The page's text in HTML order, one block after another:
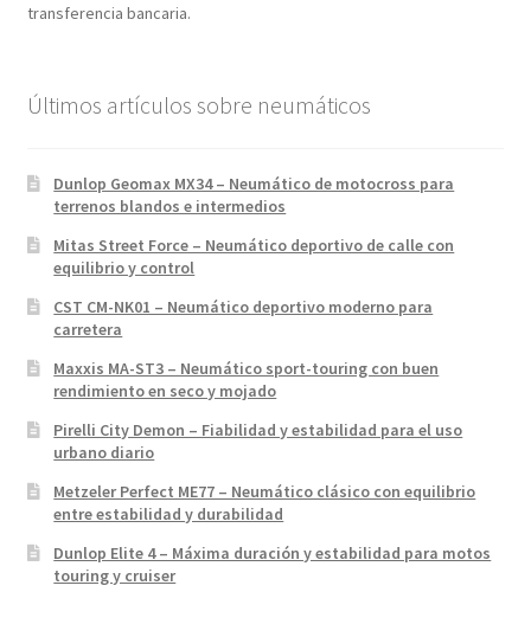
transferencia bancaria.
Últimos artículos sobre neumáticos
Dunlop Geomax MX34 – Neumático de motocross para
terrenos blandos e intermedios
Mitas Street Force – Neumático deportivo de calle con
equilibrio y control
CST CM-NK01 – Neumático deportivo moderno para
carretera
Maxxis MA-ST3 – Neumático sport-touring con buen
rendimiento en seco y mojado
Pirelli City Demon – Fiabilidad y estabilidad para el uso
urbano diario
Metzeler Perfect ME77 – Neumático clásico con equilibrio
entre estabilidad y durabilidad
Dunlop Elite 4 – Máxima duración y estabilidad para motos
touring y cruiser